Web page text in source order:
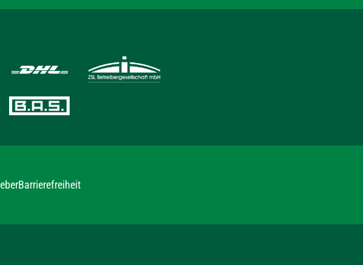
Barrierefreiheit